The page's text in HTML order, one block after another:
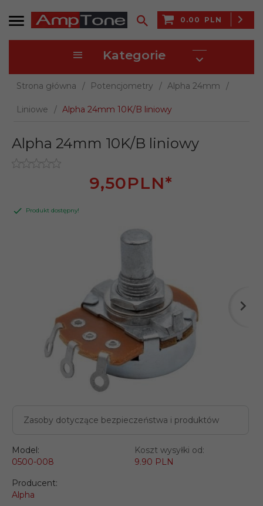
0.00 PLN
Kategorie
Strona główna Potencjometry Alpha 24mm
Liniowe Alpha 24mm 10K/B liniowy
Zasoby dotyczące bezpieczeństwa i produktów
Alpha 24mm 10K/B liniowy
9,50PLN*
Produkt dostępny!
Model:
0500-008
Koszt wysyłki od:
9.90 PLN
Producent:
Alpha